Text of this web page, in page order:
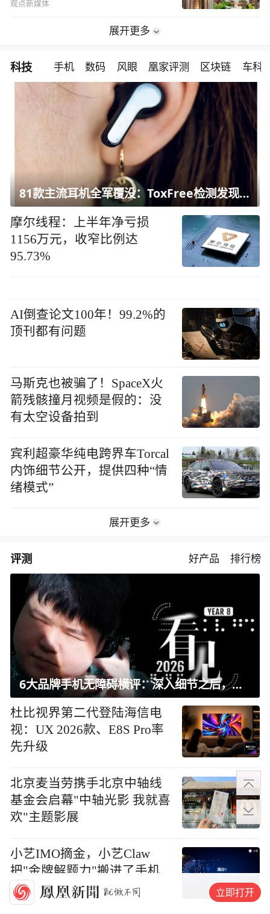
观点新媒体
展开更多
科技 手机 数码 风眼 凰家评测 区块链 车科
81款主流耳机全军覆没：ToxFree检测发现均含对人体有害化学物质
摩尔线程：上半年净亏损
1156万元，收窄比例达
95.73%
AI倒查论文100年！99.2%的
顶刊都有问题
马斯克也被骗了！SpaceX火
箭残骸撞月视频是假的：没
有太空设备拍到
宾利超豪华纯电跨界车Torcal
内饰细节公开，提供四种“情
绪模式”
展开更多
评测 好产品 排行榜
6大品牌手机无障碍横评：深入细节之后，似乎只有苹果能挺住？｜ 看见2026
杜比视界第二代登陆海信电
视：UX 2026款、E8S Pro率
先升级
北京麦当劳携手北京中轴线
基金会启幕"中轴光影 我就喜
欢"主题影展
小艺IMO摘金，小艺Claw
把"金牌解题力"搬进了手机
立即打开